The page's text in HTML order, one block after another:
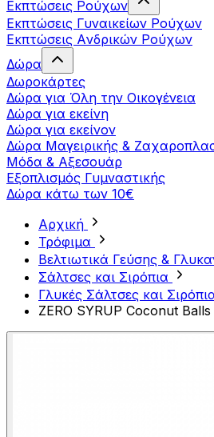
Εκπτώσεις Ρούχων
Εκπτώσεις Γυναικείων Ρούχων
Εκπτώσεις Aνδρικών Ρούχων
Δώρα
Δωροκάρτες
Δώρα για Όλη την Οικογένεια
Δώρα για εκείνη
Δώρα για εκείνον
Δώρα Μαγειρικής &
Μόδα & Αξεσουάρ
Εξοπλισμός Γυμναστικής
Δώρα κάτω των 10€
Αρχική
Τρόφιμα
Βελτιωτικά Γεύσης &
Σάλτσες και Σιρόπια
Γλυκές Σάλτσες και
ZERO SYRUP Coconut